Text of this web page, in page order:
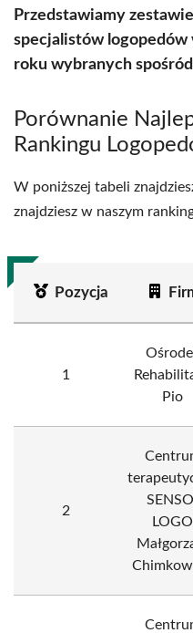
Przedstawiamy
specjalistów logopedów
roku wybranych
Porównanie
Rankingu
W poniższej tabeli
znajdziesz w naszym
Pozycja
1
Pio
2
LOGO